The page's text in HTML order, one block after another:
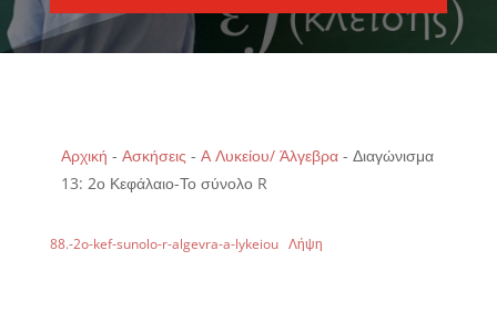
Αρχική - Ασκήσεις - Α Λυκείου/ Άλγεβρα- Διαγώνισμα
13: 2ο Κεφάλαιο-Το σύνολο R
88.-2o-kef-sunolo-r-algevra-a-lykeiou Λήψη